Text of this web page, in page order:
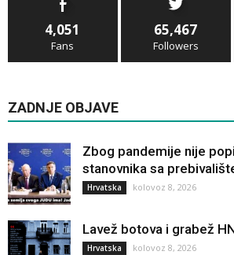
4,051
Fans
65,467
Followers
ZADNJE OBJAVE
Zbog pandemije nije
stanovnika sa
Hrvatska kolovoz 8, 2026
Lavež botova i grabež
Hrvatska kolovoz 8, 2026